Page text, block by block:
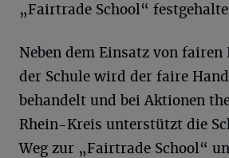
„Fairtrade School“
Neben dem Einsatz von fairen
der Schule wird der faire
behandelt und bei Aktionen
Rhein-Kreis unterstützt die
Weg zur „Fairtrade School“